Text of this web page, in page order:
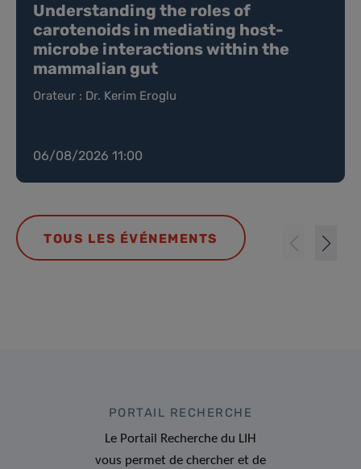
Understanding the roles of
carotenoids in mediating host-
microbe interactions within the
mammalian gut
Orateur : Dr. Kerim Eroglu
06/08/2026 11:00
TOUS LES ÉVÉNEMENTS
PORTAIL RECHERCHE
Le Portail Recherche du LIH
vous permet de chercher et de